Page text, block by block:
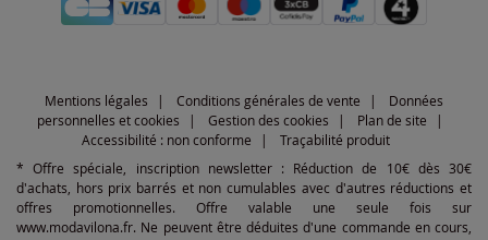
Mentions légales Conditions générales de vente
Données
personnelles et cookies
Gestion des cookies
Plan de site
Accessibilité : non conforme
Traçabilité produit
* Offre spéciale, inscription newsletter : Réduction de 10€ dès 30€
d'achats, hors prix barrés et non cumulables avec d'autres réductions et
offres promotionnelles. Offre valable une seule fois sur
www.modavilona.fr. Ne peuvent être déduites d'une commande en cours,